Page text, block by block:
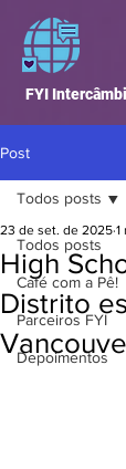
FYI
Post
Todos posts
Café com a Pê!
Parceiros FYI
Depoimentos
Todos posts
High
Distrito
23 de set. de 2025 1